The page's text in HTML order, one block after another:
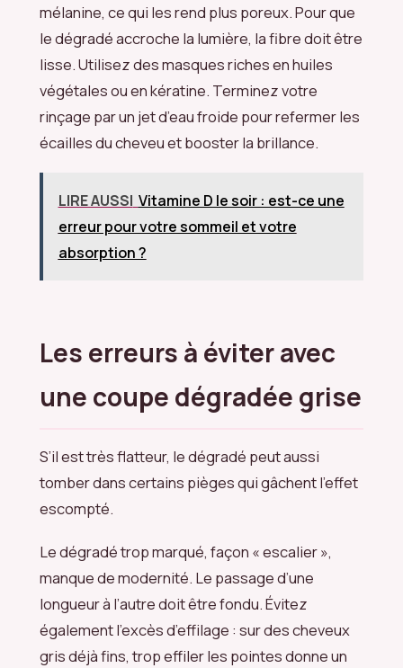
mélanine, ce qui les rend plus poreux. Pour que
le dégradé accroche la lumière, la fibre doit être
lisse. Utilisez des masques riches en huiles
végétales ou en kératine. Terminez votre
rinçage par un jet d’eau froide pour refermer les
écailles du cheveu et booster la brillance.
LIRE AUSSI Vitamine D le soir : est-ce une
erreur pour votre sommeil et votre
absorption ?
Les erreurs à éviter avec
une coupe dégradée grise
S’il est très flatteur, le dégradé peut aussi
tomber dans certains pièges qui gâchent l’effet
escompté.
Le dégradé trop marqué, façon « escalier »,
manque de modernité. Le passage d’une
longueur à l’autre doit être fondu. Évitez
également l’excès d’effilage : sur des cheveux
gris déjà fins, trop effiler les pointes donne un